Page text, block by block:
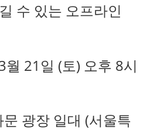
수 있는 오프라인
월 21일 (토) 오후 8시
광장 일대 (서울특